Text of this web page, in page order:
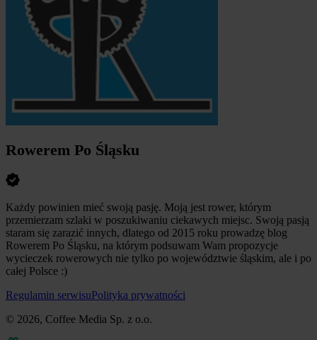
Rowerem Po Śląsku
Każdy powinien mieć swoją pasję. Moją jest rower, którym
przemierzam szlaki w poszukiwaniu ciekawych miejsc. Swoją pasją
staram się zarazić innych, dlatego od 2015 roku prowadzę blog
Rowerem Po Śląsku, na którym podsuwam Wam propozycje
wycieczek rowerowych nie tylko po województwie śląskim, ale i po
całej Polsce :)
Regulamin serwisuPolityka prywatności
© 2026, Coffee Media Sp. z o.o.